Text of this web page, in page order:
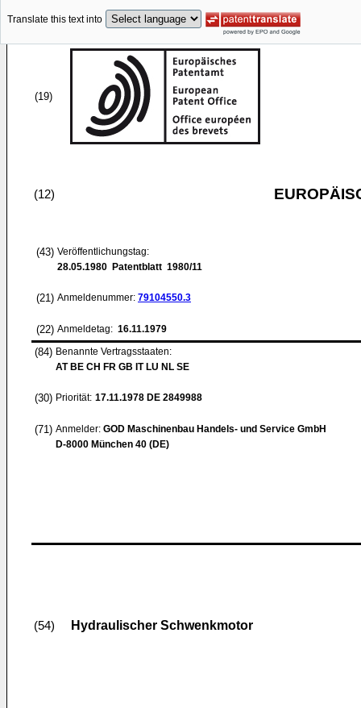
Translate this text into
(19)
(12)
(43) Veröffentlichungstag:
28.05.1980 Patentblatt 1980/11
(21) Anmeldenummer: 79104550.3
(22) Anmeldetag: 16.11.1979
(84) Benannte Vertragsstaaten:
AT BE CH FR GB IT LU NL SE
(30) Priorität: 17.11.1978 DE 2849988
(71) Anmelder: GOD Maschinenbau Handels- und Service GmbH
D-8000 München 40 (DE)
(54) Hydraulischer Schwenkmotor